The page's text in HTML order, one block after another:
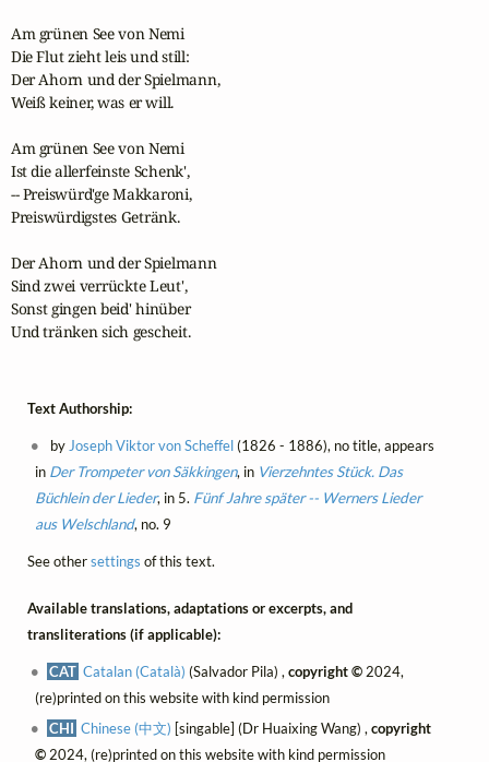
Am grünen See von Nemi
Die Flut zieht leis und still:
Der Ahorn und der Spielmann,
Weiß keiner, was er will.
Am grünen See von Nemi
Ist die allerfeinste Schenk',
-- Preiswürd'ge Makkaroni,
Preiswürdigstes Getränk.
Der Ahorn und der Spielmann
Sind zwei verrückte Leut',
Sonst gingen beid' hinüber
Und tränken sich gescheit.
Text Authorship:
by Joseph Viktor von Scheffel(1826 - 1886), no title, appears
in Der Trompeter von Säkkingen, in Vierzehntes Stück. Das
Büchlein der Lieder, in 5. Fünf Jahre später -- Werners Lieder
aus Welschland, no. 9
See othersettings of this text.
Available translations, adaptations or excerpts, and
transliterations (if applicable):
CAT Catalan (Català) (Salvador Pila) ,copyright © 2024,
(re)printed on this website with kind permission
CHI Chinese (中文) [singable] (Dr Huaixing Wang) ,copyright
©2024, (re)printed on this website with kind permission